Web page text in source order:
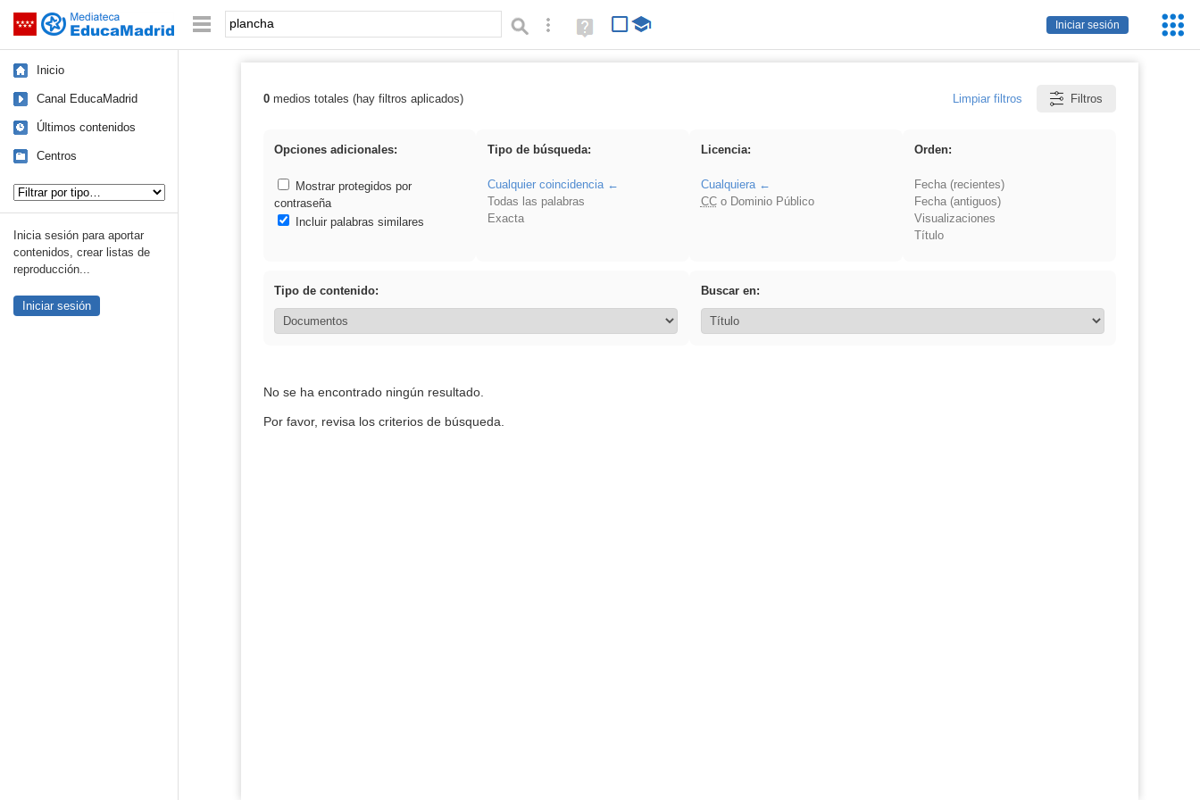
Saltar navegación
Iniciar sesión
Palabra o frase: Búsqueda avanzada
Ayuda
(en
Inicio
Canal EducaMadrid
Últimos contenidos
Centros
Inicia sesión para aportar
contenidos, crear listas de
reproducción...
Iniciar sesión
Resultados de: plancha
0medios totales (hay filtros aplicados) Limpiar filtros Filtros
Opciones adicionales:
Mostrar protegidos por
contraseña
Incluir palabras similares
Tipo de búsqueda:
Cualquier coincidencia
Todas las palabras
Exacta
Licencia:
Cualquiera
CCo Dominio Público
Orden:
Fecha (recientes)
Fecha (antiguos)
Visualizaciones
Título
Tipo de contenido: Buscar en:
No se ha encontrado ningún resultado.
Por favor, revisa los criterios de búsqueda.